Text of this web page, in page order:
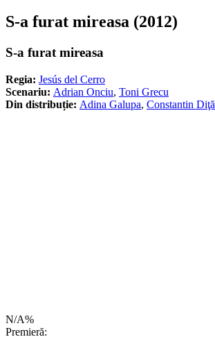
S-a furat mireasa (2012)
S-a furat mireasa
Regia: Jesús del Cerro
Scenariu: Adrian Onciu, Toni Grecu
Din distribuție: Adina Galupa, Constantin Diţă
N/A%
Premieră: